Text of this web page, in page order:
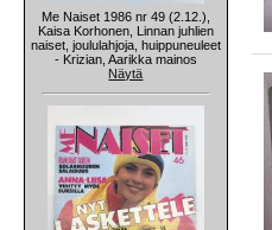
Me Naiset 1986 nr 49 (2.12.),
Kaisa Korhonen, Linnan juhlien
naiset, joululahjoja, huippuneuleet
- Krizian, Aarikka mainos
Näytä